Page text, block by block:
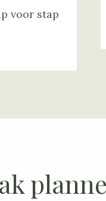
voor stap